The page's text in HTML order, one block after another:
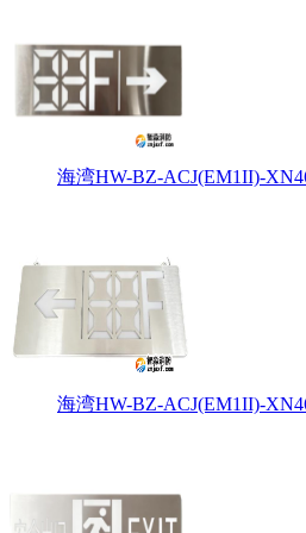
海湾HW-BZ-ACJ(EM1II)-
海湾HW-BZ-ACJ(EM1II)-